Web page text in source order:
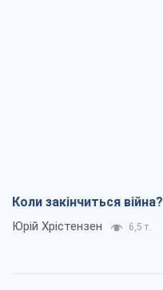
Коли закінчиться війна?
Юрій Хрістензен 6,5 т.